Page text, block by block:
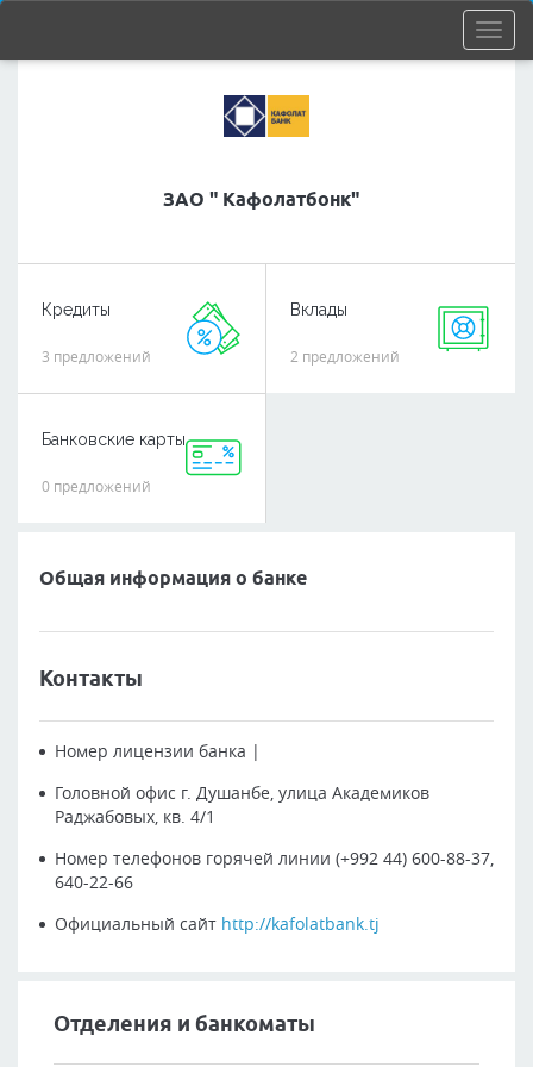
ЗАО " Кафолатбонк"
Кредиты
3 предложений
Вклады
2 предложений
Банковские карты
0 предложений
Общая информация о банке
Контакты
Номер лицензии банка |
Головной офис г. Душанбе, улица Академиков
Раджабовых, кв. 4/1
Номер телефонов горячей линии (+992 44) 600-88-37,
640-22-66
Официальный сайт http://kafolatbank.tj
Отделения и банкоматы